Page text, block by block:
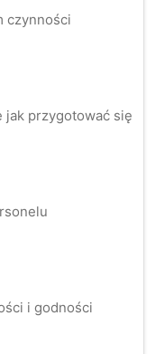
czynności
jak przygotować się
i godności